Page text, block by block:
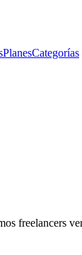
PlanesCategorías
freelancers